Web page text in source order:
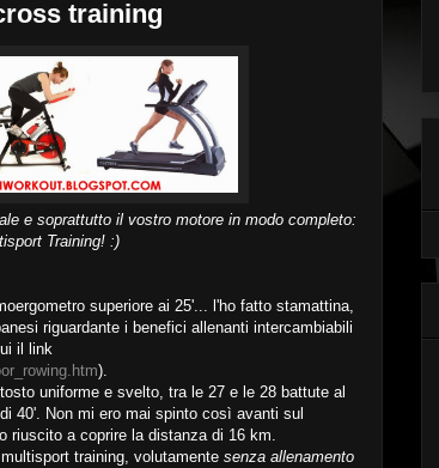
training
e soprattutto il vostro motore in modo completo:
Training! :)
superiore ai 25'... l'ho fatto stamattina,
riguardante i benefici allenanti intercambiabili
il link
).
uniforme e svelto, tra le 27 e le 28 battute al
40'. Non mi ero mai spinto così avanti sul
riuscito a coprire la distanza di 16 km.
training, volutamente senza allenamento